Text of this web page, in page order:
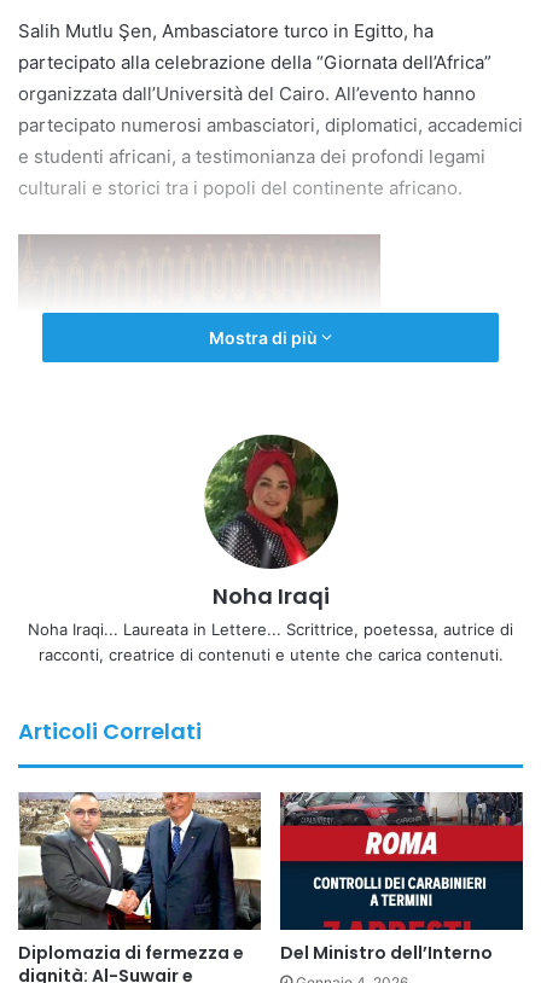
Salih Mutlu Şen, Ambasciatore turco in Egitto, ha
partecipato alla celebrazione della “Giornata dell’Africa” ​​
organizzata dall’Università del Cairo. All’evento hanno
partecipato numerosi ambasciatori, diplomatici, accademici
e studenti africani, a testimonianza dei profondi legami
culturali e storici tra i popoli del continente africano.
Durante la sua partecipazione alla celebrazione,
l’Ambasciatore turco ha sottolineato che la Turchia
Mostra di più
Noha Iraqi
Noha Iraqi... Laureata in Lettere... Scrittrice, poetessa, autrice di
racconti, creatrice di contenuti e utente che carica contenuti.
Articoli Correlati
Diplomazia di fermezza e
dignità: Al-Suwair e
Del Ministro dell’Interno